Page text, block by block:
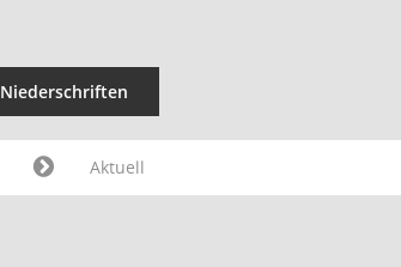
Niederschriften
Aktuell